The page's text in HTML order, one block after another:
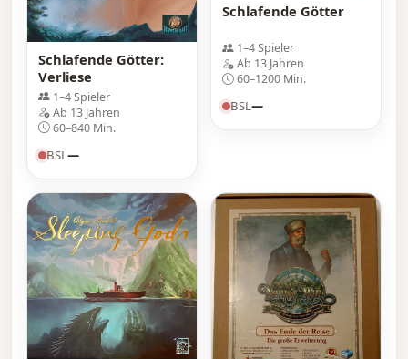
Schlafende Götter:
Verliese
1–4 Spieler
Ab 13 Jahren
60–840 Min.
BSL—
Schlafende Götter
1–4 Spieler
Ab 13 Jahren
60–1200 Min.
BSL—